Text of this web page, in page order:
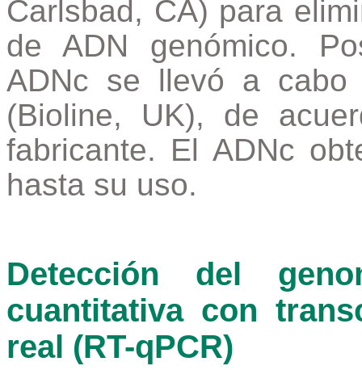
Carlsbad, CA) para
de ADN genómico.
ADNc se llevó a cabo
(Bioline, UK), de
fabricante. El ADNc
hasta su uso.
Detección del
cuantitativa con
real (RT-qPCR)